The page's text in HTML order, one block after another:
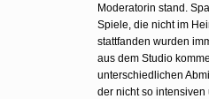
Moderatorin stand.
Spiele, die nicht im
stattfanden wurden
aus dem Studio
unterschiedlichen
der nicht so